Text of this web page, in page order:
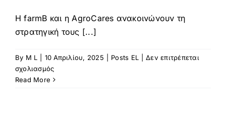
Η farmB και η AgroCares ανακοινώνουν τη
στρατηγική τους [...]
By M L 10 Απριλίου, 2025 Posts EL
Δεν επιτρέπεται
σχολιασμόςστο
Η
Read More